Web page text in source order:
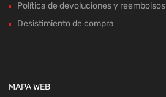
Política de devoluciones y reembolsos
Desistimiento de compra
MAPA WEB